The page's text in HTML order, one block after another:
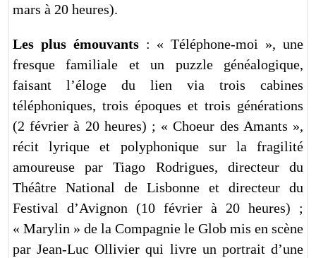
mars à 20 heures).
Les plus émouvants: « Téléphone-moi », une
fresque familiale et un puzzle généalogique,
faisant l’éloge du lien via trois cabines
téléphoniques, trois époques et trois générations
(2 février à 20 heures) ; « Choeur des Amants »,
récit lyrique et polyphonique sur la fragilité
amoureuse par Tiago Rodrigues, directeur du
Théâtre National de Lisbonne et directeur du
Festival d’Avignon (10 février à 20 heures) ;
« Marylin » de la Compagnie le Glob mis en scène
par Jean-Luc Ollivier qui livre un portrait d’une